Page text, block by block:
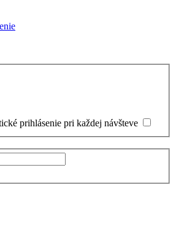
prihlásenie pri každej návšteve